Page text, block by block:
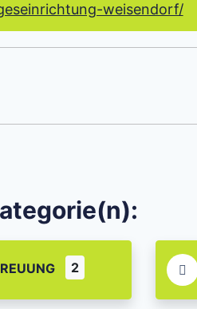
weisendorf/
2